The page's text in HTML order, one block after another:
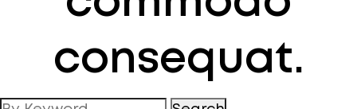
consequat.